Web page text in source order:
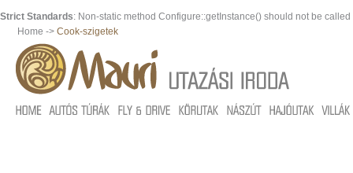
Strict Standards: Non-static method Configure::getInstance() should not be
Home -> Cook-szigetek